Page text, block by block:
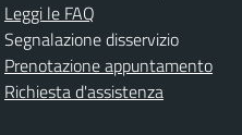
Leggi le FAQ
Segnalazione disservizio
Prenotazione appuntamento
Richiesta d'assistenza